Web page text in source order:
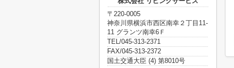
〒220-0005
神奈川県横浜市西区南幸２丁目11-
11 グランツ南幸6Ｆ
TEL/045-313-2371
FAX/045-313-2372
国土交通大臣 (4) 第8010号